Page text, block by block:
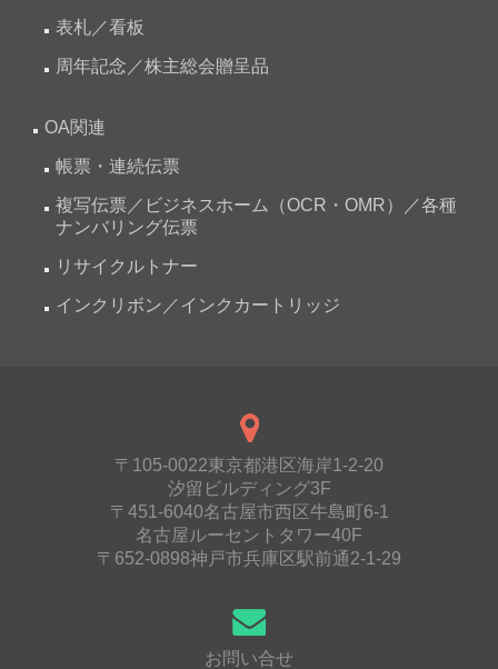
表札／看板
周年記念／株主総会贈呈品
OA関連
帳票・連続伝票
複写伝票／ビジネスホーム（OCR・OMR）／各種
ナンバリング伝票
リサイクルトナー
インクリボン／インクカートリッジ
〒105-0022東京都港区海岸1-2-20
汐留ビルディング3F
〒451-6040名古屋市西区牛島町6-1
名古屋ルーセントタワー40F
〒652-0898神戸市兵庫区駅前通2-1-29
お問い合せ